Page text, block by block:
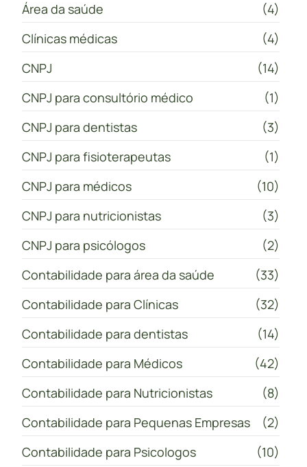
Área da saúde
(4)
Clínicas médicas
(4)
CNPJ
(14)
CNPJ para consultório médico
(1)
CNPJ para dentistas
(3)
CNPJ para fisioterapeutas
(1)
CNPJ para médicos
(10)
CNPJ para nutricionistas
(3)
CNPJ para psicólogos
(2)
Contabilidade para área da saúde
(33)
Contabilidade para Clínicas
(32)
Contabilidade para dentistas
(14)
Contabilidade para Médicos
(42)
Contabilidade para Nutricionistas
(8)
Contabilidade para Pequenas Empresas
(2)
Contabilidade para Psicologos
(10)